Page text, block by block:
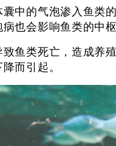
中的气泡渗入鱼类
也会影响鱼类的中
鱼类死亡，造成养
而引起。